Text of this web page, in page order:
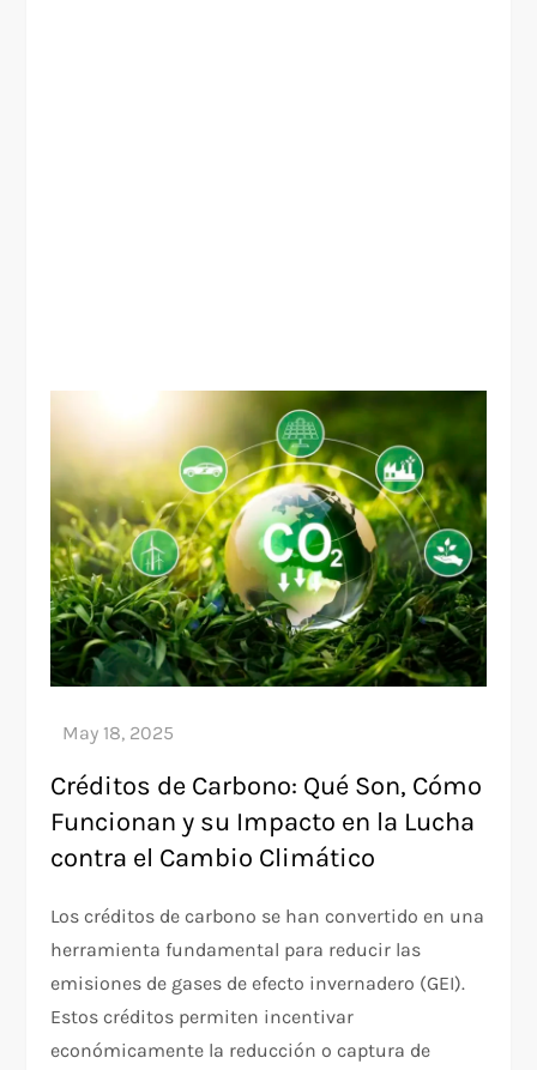
Créditos de Carbono: Qué Son, Cómo
Funcionan y su Impacto en la Lucha
contra el Cambio Climático
Los créditos de carbono se han convertido en una
herramienta fundamental para reducir las
emisiones de gases de efecto invernadero (GEI).
Estos créditos permiten incentivar
económicamente la reducción o captura de